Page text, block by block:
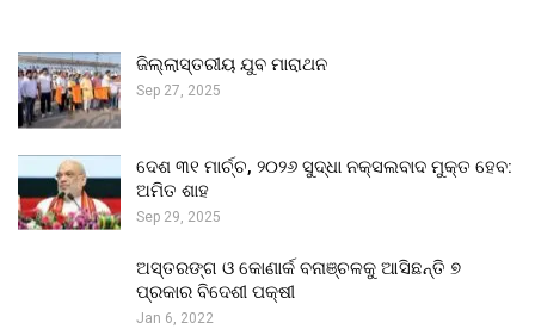
ଜିଲ୍ଲାସ୍ତରୀୟ ଯୁବ ମାରାଥନ
Sep 27, 2025
ଦେଶ ୩୧ ମାର୍ଚ୍ଚ, ୨୦୨୬ ସୁଦ୍ଧା ନକ୍ସଲବାଦ ମୁକ୍ତ ହେବ:
ଅମିତ ଶାହ
Sep 29, 2025
ଅସ୍ତରଙ୍ଗ ଓ କୋଣାର୍କ ବନାଞ୍ଚଳକୁ ଆସିଛନ୍ତି ୭
ପ୍ରକାର ବିଦେଶୀ ପକ୍ଷୀ
Jan 6, 2022